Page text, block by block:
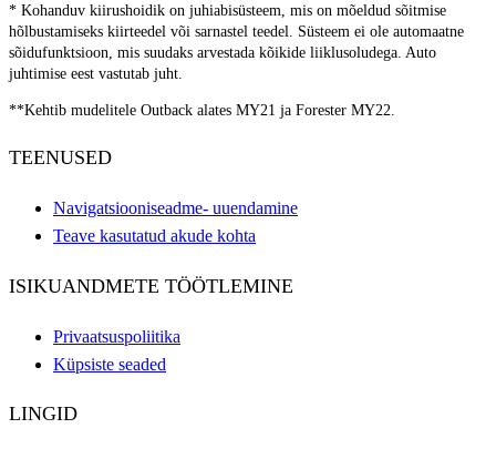
* Kohanduv kiirushoidik on juhiabisüsteem, mis on mõeldud sõitmise
hõlbustamiseks kiirteedel või sarnastel teedel. Süsteem ei ole automaatne
sõidufunktsioon, mis suudaks arvestada kõikide liiklusoludega. Auto
juhtimise eest vastutab juht.
**Kehtib mudelitele Outback alates MY21 ja Forester MY22.
TEENUSED
Navigatsiooniseadme- uuendamine
Teave kasutatud akude kohta
ISIKUANDMETE TÖÖTLEMINE
Privaatsuspoliitika
Küpsiste seaded
LINGID